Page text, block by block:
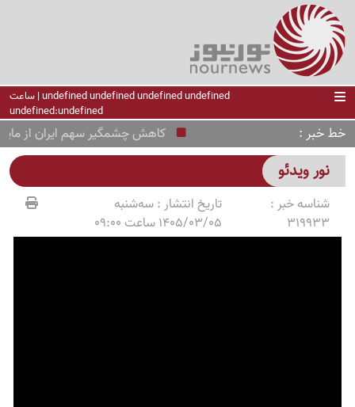
undefined undefined undefined undefined | ساعت
undefined:undefined
خط خبر کاهش چشمگیر سهم ایران از
نور ویدئو
شناسه خبر :
319933
تاریخ انتشار :سه‌شنبه
1405/03/05 ساعت 09:00